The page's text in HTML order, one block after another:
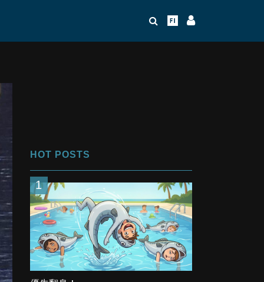
HOT POSTS
1